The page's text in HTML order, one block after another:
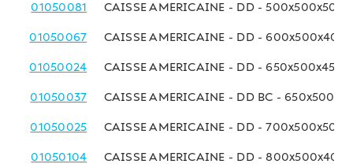
01050081 CAISSE AMERICAINE - DD - 500x500x500
01050067 CAISSE AMERICAINE - DD - 600x500x400
01050024 CAISSE AMERICAINE - DD - 650x500x450
01050037 CAISSE AMERICAINE - DD BC -
01050025 CAISSE AMERICAINE - DD - 700x500x500
01050104 CAISSE AMERICAINE - DD - 800x500x400